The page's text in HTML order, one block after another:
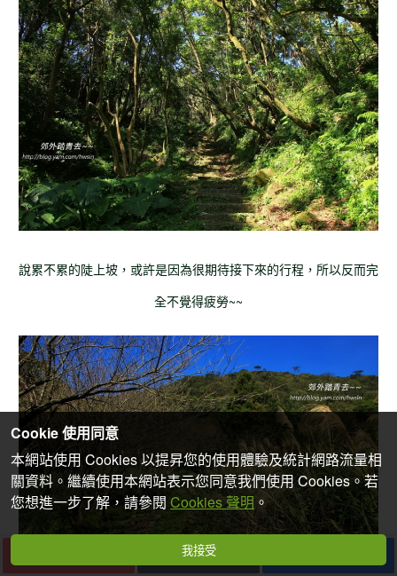
說累不累的陡上坡，或許是因為很期待接下來的行程，所以反而完
全不覺得疲勞~~
下一篇
Cookie 使用同意
本網站使用 Cookies 以提昇您的使用體驗及統計網路流量相
關資料。繼續使用本網站表示您同意我們使用 Cookies。若
您想進一步了解，請參閱 Cookies 聲明。
我接受